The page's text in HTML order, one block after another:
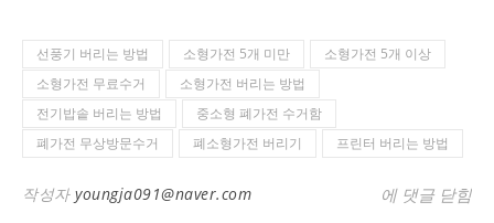
선풍기 버리는 방법 소형가전 5개 미만
소형가전 5개 이상
소형가전 무료수거
소형가전 버리는 방법
전기밥솥 버리는 방법
중소형 폐가전 수거함
폐가전 무상방문수거
폐소형가전 버리기 프린터 버리는 방법
작성자 youngja091@naver.com 소형가전 버리
에 댓글 닫힘